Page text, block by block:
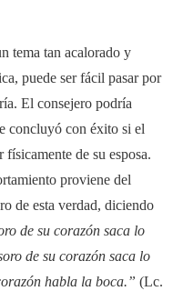
tema tan acalorado y
puede ser fácil pasar por
El consejero podría
concluyó con éxito si el
de su esposa.
proviene del
de esta verdad, diciendo
de su corazón saca lo
de su corazón saca lo
habla la boca.” (Lc.